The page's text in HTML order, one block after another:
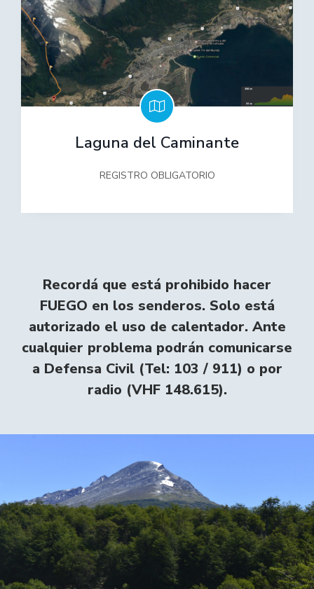
Laguna del Caminante
REGISTRO OBLIGATORIO
Recordá que está prohibido hacer
FUEGO en los senderos. Solo está
autorizado el uso de calentador. Ante
cualquier problema podrán comunicarse
a Defensa Civil (Tel: 103 / 911) o por
radio (VHF 148.615).